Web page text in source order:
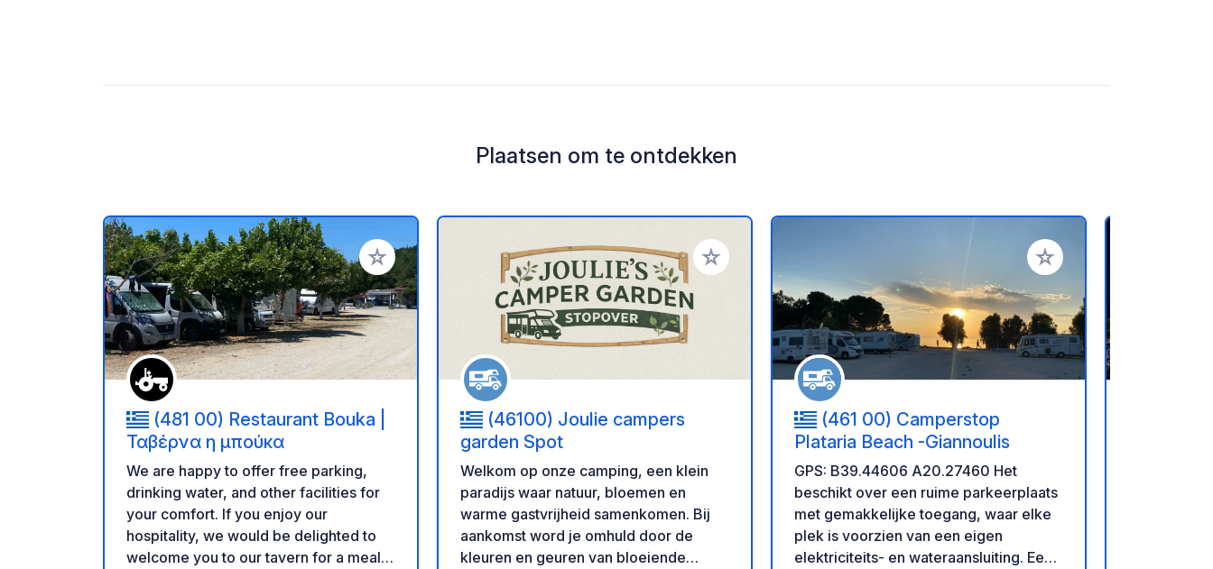
Plaatsen om te ontdekken
Voeg toe aan je favorieten
(481 00) Restaurant Bouka |
Ταβέρνα η μπούκα
We are happy to offer free parking,
drinking water, and other facilities for
your comfort. If you enjoy our
hospitality, we would be delighted to
welcome you to our tavern for a meal
Voeg toe aan je favorieten
(46100) Joulie campers
garden Spot
Welkom op onze camping, een klein
paradijs waar natuur, bloemen en
warme gastvrijheid samenkomen. Bij
aankomst word je omhuld door de
kleuren en geuren van bloeiende
(461 00) Camperstop
Plataria Beach -Giannoulis
GPS: B39.44606 A20.27460 Het
beschikt over een ruime parkeerplaats
met gemakkelijke toegang, waar elke
plek is voorzien van een eigen
elektriciteits- en wateraansluiting. Een